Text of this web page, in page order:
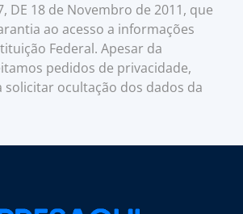
DE 18 de Novembro de 2011, que
ao acesso a informações
Federal. Apesar da
pedidos de privacidade,
solicitar ocultação dos dados da